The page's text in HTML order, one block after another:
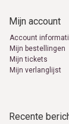
Mijn account
Account
Mijn bestellingen
Mijn tickets
Mijn verlanglijst
Recente